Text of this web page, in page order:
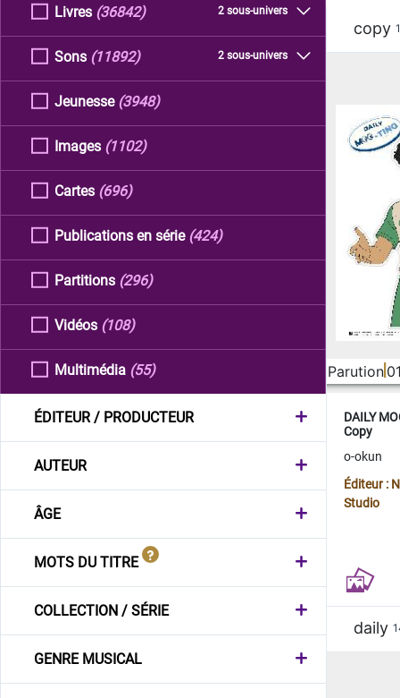
Livres 2 sous-univers
(36842)
Sons 2 sous-univers
(11892)
Jeunesse (3948)
Images (1102)
Cartes (696)
Publications en série (424)
Partitions (296)
Vidéos (108)
Multimédia (55)
ÉDITEUR / PRODUCTEUR
AUTEUR
ÂGE
MOTS DU TITRE
COLLECTION / SÉRIE
GENRE MUSICAL
copy
Parution
DAILY
Copy
o-okun
Éditeur :
Studio
daily